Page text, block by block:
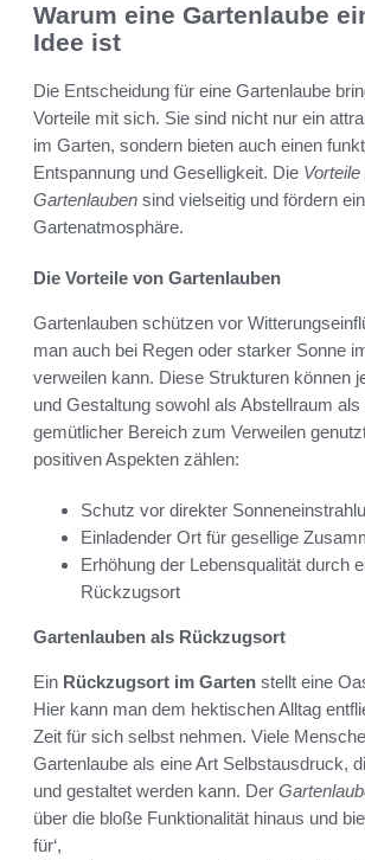
Warum eine Gartenlaube
Idee ist
Die Entscheidung für eine Gartenlaube
Vorteile mit sich. Sie sind nicht nur ein
im Garten, sondern bieten auch einen
Entspannung und Geselligkeit. Die
Gartenlauben sind vielseitig und fördern
Gartenatmosphäre.
Die Vorteile von Gartenlauben
Gartenlauben schützen vor
man auch bei Regen oder starker Sonne
verweilen kann. Diese Strukturen können
und Gestaltung sowohl als Abstellraum als
gemütlicher Bereich zum Verweilen
positiven Aspekten zählen:
Schutz vor direkter
Einladender Ort für gesellige
Erhöhung der Lebensqualität durch
Rückzugsort
Gartenlauben als Rückzugsort
Ein Rückzugsort im Garten stellt eine
Hier kann man dem hektischen Alltag
Zeit für sich selbst nehmen. Viele
Gartenlaube als eine Art Selbstausdruck,
und gestaltet werden kann. Der
über die bloße Funktionalität hinaus und
für‘,